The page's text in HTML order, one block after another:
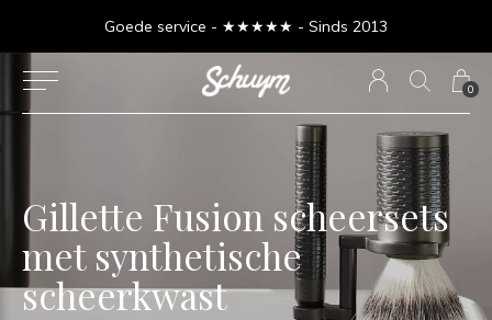
0
Goede service - ★★★★★ - Sinds 2013
Gillette Fusion scheersets
met synthetische
scheerkwast